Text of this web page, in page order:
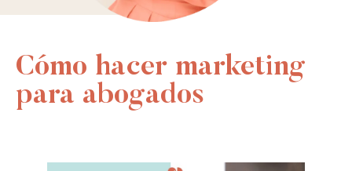
Cómo hacer marketing
para abogados